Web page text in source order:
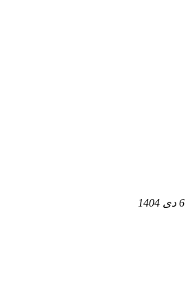
6 دی 1404